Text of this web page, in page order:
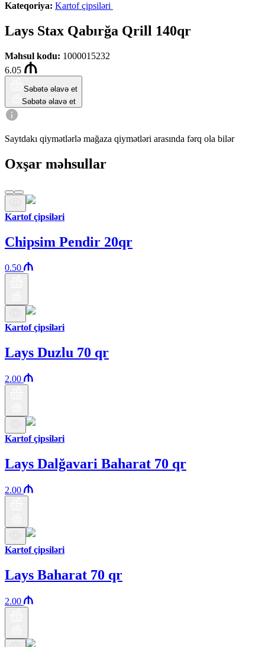
Kateqoriya: Kartof çipsiləri
Lays Stax Qabırğa Qrill 140qr
Məhsul kodu: 1000015232
6.05
Səbətə əlavə et
Səbətə əlavə et
Saytdakı qiymətlərlə mağaza qiymətləri arasında fərq ola bilər
Oxşar məhsullar
Kartof çipsiləri
Chipsim Pendir 20qr
0.50
Kartof çipsiləri
Lays Duzlu 70 qr
2.00
Kartof çipsiləri
Lays Dalğavari Baharat 70 qr
2.00
Kartof çipsiləri
Lays Baharat 70 qr
2.00